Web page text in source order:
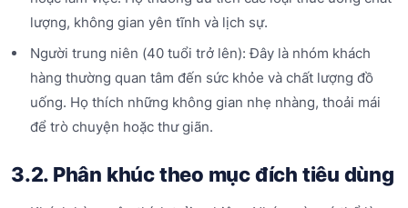
lượng, không gian yên tĩnh và lịch sự.
Người trung niên (40 tuổi trở lên): Đây là nhóm khách
hàng thường quan tâm đến sức khỏe và chất lượng đồ
uống. Họ thích những không gian nhẹ nhàng, thoải mái
để trò chuyện hoặc thư giãn.
3.2. Phân khúc theo mục đích tiêu dùng